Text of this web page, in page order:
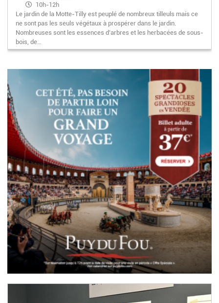
10h-12h
Le jardin de la Motte-Tilly est peuplé de nombreux tilleuls mais ce
ne sont pas les seuls végétaux à prospérer dans le jardin.
Nombreuses sont les essences d’arbres et les herbacées de sous-
bois, de…